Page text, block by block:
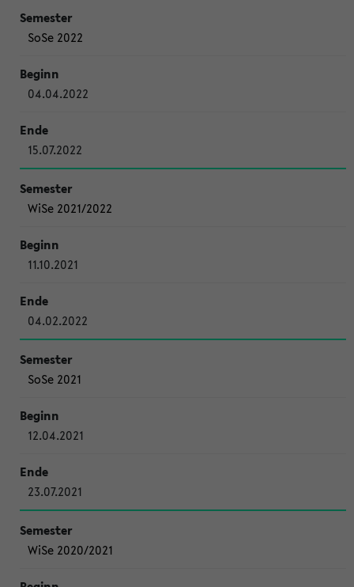
SoSe 2022
04.04.2022
15.07.2022
WiSe 2021/2022
11.10.2021
04.02.2022
SoSe 2021
12.04.2021
23.07.2021
WiSe 2020/2021